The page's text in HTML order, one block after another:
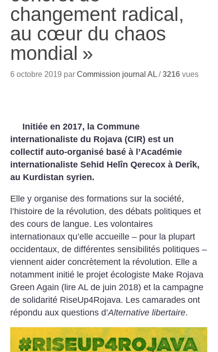
changement radical,
au cœur du chaos
mondial »
6 octobre 2019 parCommission journal AL /3216 vues
Initiée en 2017, la Commune
internationaliste du Rojava (CIR) est un
collectif auto-organisé basé à l’Académie
internationaliste Sehid Helîn Qerecox à Derîk,
au Kurdistan syrien.
Elle y organise des formations sur la société,
l’histoire de la révolution, des débats politiques et
des cours de langue. Les volontaires
internationaux qu’elle accueille – pour la plupart
occidentaux, de différentes sensibilités politiques –
viennent aider concrètement la révolution. Elle a
notamment initié le projet écologiste Make Rojava
Green Again (lire AL de juin 2018) et la campagne
de solidarité RiseUp4Rojava. Les camarades ont
répondu aux questions d’Alternative libertaire.